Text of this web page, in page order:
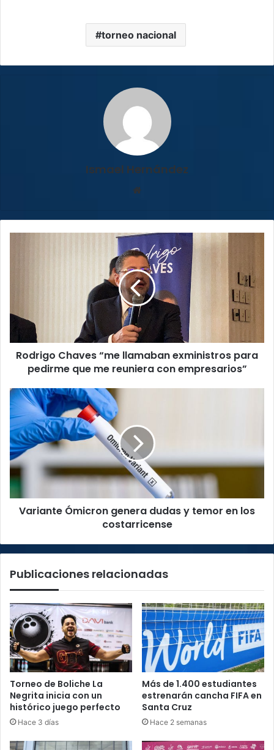
torneo nacional
Ismael Hernández
pedirme
me
reuniera
Rodrigo Chaves “me llamaban exministros para
pedirme que me reuniera con empresarios”
Variante
Ómicron
genera
dudas
y
temor
en
los
costarricense
Variante Ómicron genera dudas y temor en los
costarricense
Publicaciones relacionadas
Torneo de Boliche La
Negrita inicia con un
histórico juego perfecto
Hace 3 días
Más de 1.400 estudiantes
estrenarán cancha FIFA en
Santa Cruz
Hace 2 semanas